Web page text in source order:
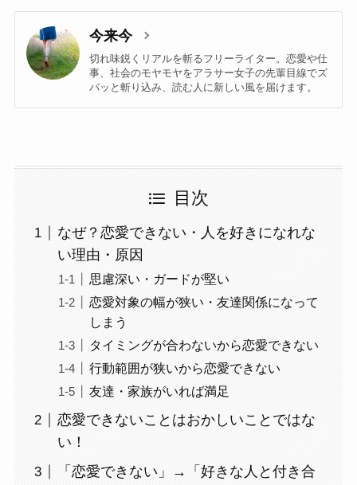
今来今
切れ味鋭くリアルを斬るフリーライター。恋愛や仕
事、社会のモヤモヤをアラサー女子の先輩目線でズ
バッと斬り込み、読む人に新しい風を届けます。
目次
なぜ？恋愛できない・人を好きになれな
い理由・原因
思慮深い・ガードが堅い
恋愛対象の幅が狭い・友達関係になって
しまう
タイミングが合わないから恋愛できない
行動範囲が狭いから恋愛できない
友達・家族がいれば満足
恋愛できないことはおかしいことではな
い！
「恋愛できない」→「好きな人と付き合